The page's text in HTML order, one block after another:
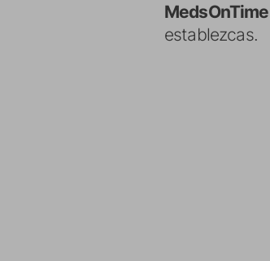
MedsOnTime
establezcas.